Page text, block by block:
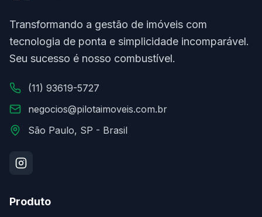
Transformando a gestão de imóveis com
tecnologia de ponta e simplicidade incomparável.
Seu sucesso é nosso combustível.
(11) 93619-5727
negocios@pilotaimoveis.com.br
São Paulo, SP - Brasil
Produto